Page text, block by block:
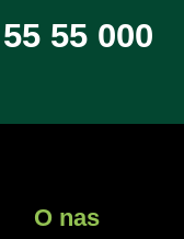
55 000
O nas